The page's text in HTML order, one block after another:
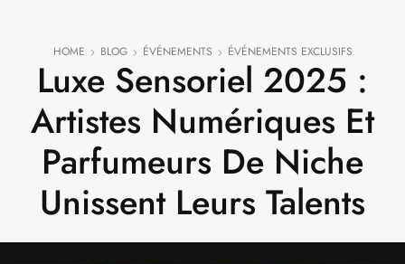
HOME BLOG ÉVÉNEMENTS ÉVÉNEMENTS EXCLUSIFS
Luxe Sensoriel 2025 :
Artistes Numériques Et
Parfumeurs De Niche
Unissent Leurs Talents